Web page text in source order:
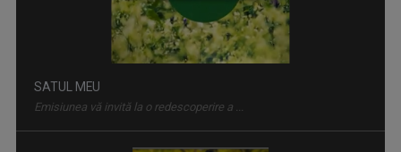
SATUL MEU
Emisiunea vă invită la o redescoperire a ...